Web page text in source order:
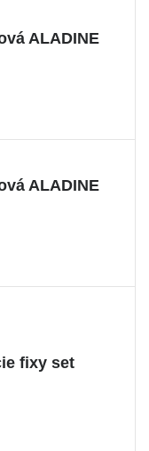
ALADINE
ALADINE
fixy set